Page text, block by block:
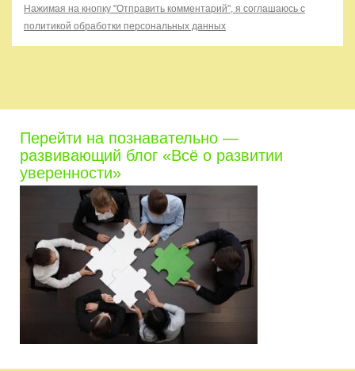
Нажимая на кнопку "Отправить комментарий", я соглашаюсь с
политикой обработки персональных данных
Перейти на познавательно —
развивающий блог «Всё о развитии
уверенности»